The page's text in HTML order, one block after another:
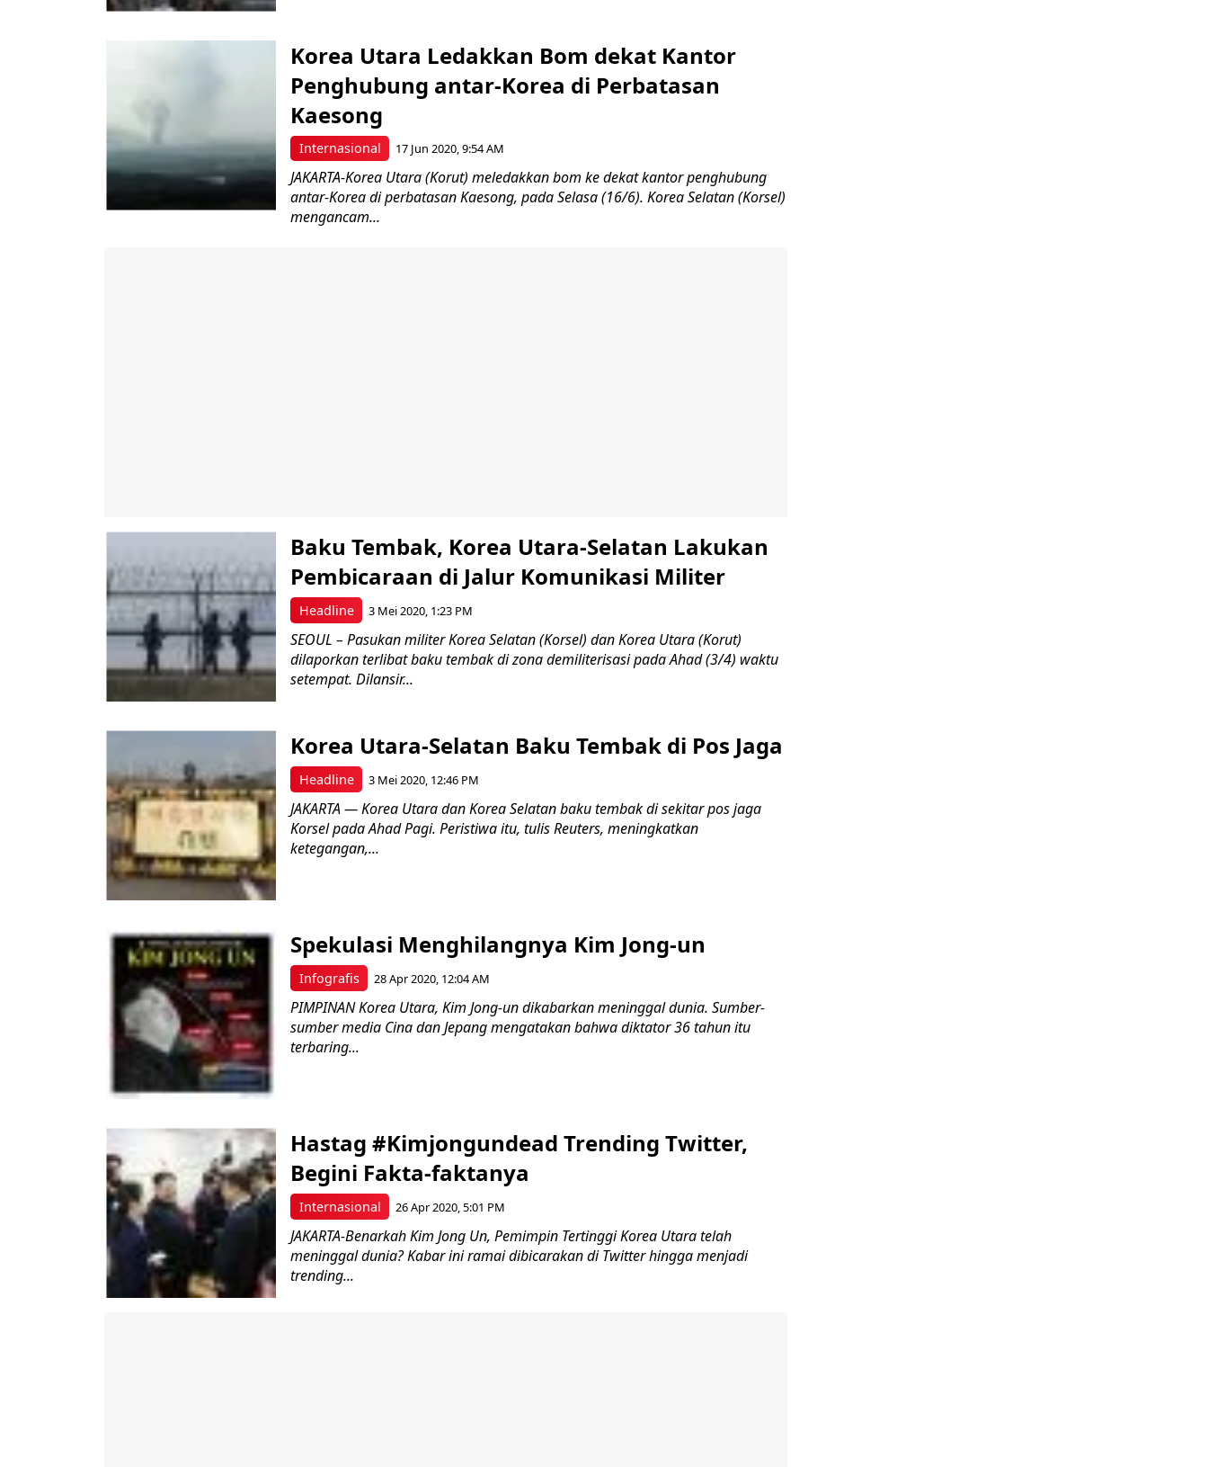
Internasional
Korea Utara Ledakkan Bom dekat Kantor
Penghubung antar-Korea di Perbatasan
Kaesong
17 Jun 2020, 9:54 AM
JAKARTA-Korea Utara (Korut) meledakkan bom ke dekat kantor penghubung
antar-Korea di perbatasan Kaesong, pada Selasa (16/6). Korea Selatan (Korsel)
mengancam...
Headline
Baku Tembak, Korea Utara-Selatan Lakukan
Pembicaraan di Jalur Komunikasi Militer
3 Mei 2020, 1:23 PM
SEOUL – Pasukan militer Korea Selatan (Korsel) dan Korea Utara (Korut)
dilaporkan terlibat baku tembak di zona demiliterisasi pada Ahad (3/4) waktu
setempat. Dilansir...
Headline
Korea Utara-Selatan Baku Tembak di Pos Jaga
3 Mei 2020, 12:46 PM
JAKARTA — Korea Utara dan Korea Selatan baku tembak di sekitar pos jaga
Korsel pada Ahad Pagi. Peristiwa itu, tulis Reuters, meningkatkan
ketegangan,...
Infografis
Spekulasi Menghilangnya Kim Jong-un
28 Apr 2020, 12:04 AM
PIMPINAN Korea Utara, Kim Jong-un dikabarkan meninggal dunia. Sumber-
sumber media Cina dan Jepang mengatakan bahwa diktator 36 tahun itu
terbaring...
Internasional
Hastag #Kimjongundead Trending Twitter,
Begini Fakta-faktanya
26 Apr 2020, 5:01 PM
JAKARTA-Benarkah Kim Jong Un, Pemimpin Tertinggi Korea Utara telah
meninggal dunia? Kabar ini ramai dibicarakan di Twitter hingga menjadi
trending...